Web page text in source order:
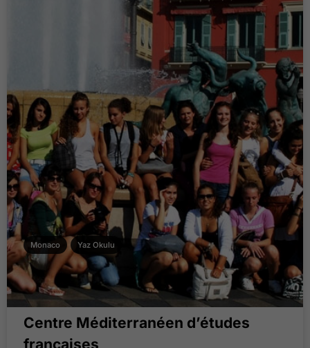
Monaco Yaz Okulu
Centre Méditerranéen d’études
françaises